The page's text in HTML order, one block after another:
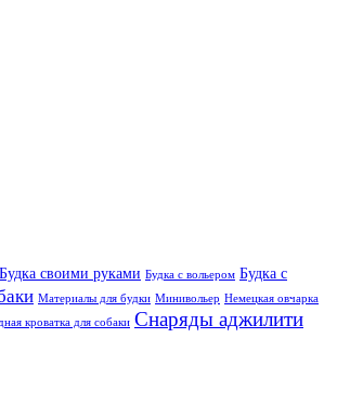
Будка своими руками Будка с вольером Будка с
Материалы для будки Минивольер Немецкая овчарка
кроватка для собаки Снаряды аджилити